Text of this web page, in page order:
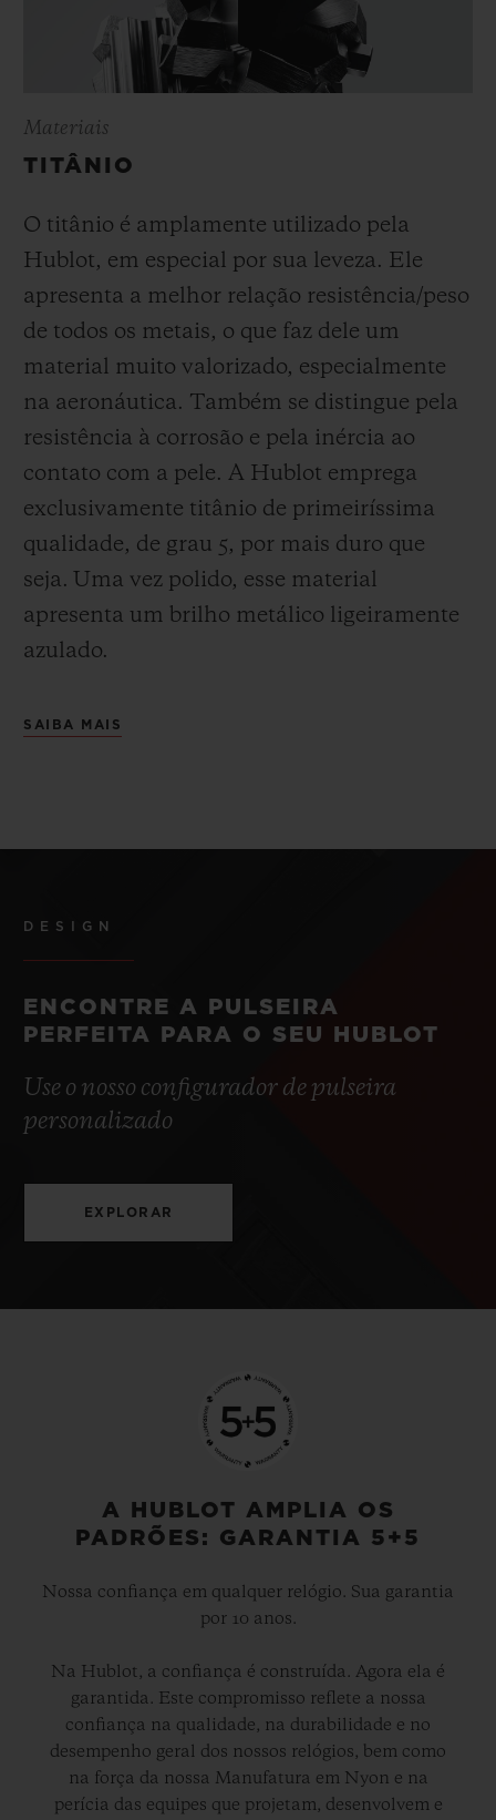
Materiais
TITÂNIO
O titânio é amplamente utilizado pela
Hublot, em especial por sua leveza. Ele
apresenta a melhor relação resistência/peso
de todos os metais, o que faz dele um
material muito valorizado, especialmente
na aeronáutica. Também se distingue pela
resistência à corrosão e pela inércia ao
contato com a pele. A Hublot emprega
exclusivamente titânio de primeiríssima
qualidade, de grau 5, por mais duro que
seja. Uma vez polido, esse material
apresenta um brilho metálico ligeiramente
azulado.
SAIBA MAIS
DESIGN
ENCONTRE A PULSEIRA
PERFEITA PARA O SEU HUBLOT
Use o nosso configurador de pulseira
personalizado
EXPLORAR
A HUBLOT AMPLIA OS
PADRÕES: GARANTIA 5+5
Nossa confiança em qualquer relógio. Sua garantia
por 10 anos.
Na Hublot, a confiança é construída. Agora ela é
garantida. Este compromisso reflete a nossa
confiança na qualidade, na durabilidade e no
desempenho geral dos nossos relógios, bem como
na força da nossa Manufatura em Nyon e na
perícia das equipes que projetam, desenvolvem e